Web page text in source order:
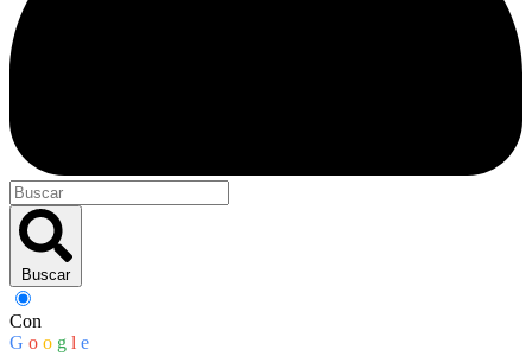
Buscar
Con
G o o g l e